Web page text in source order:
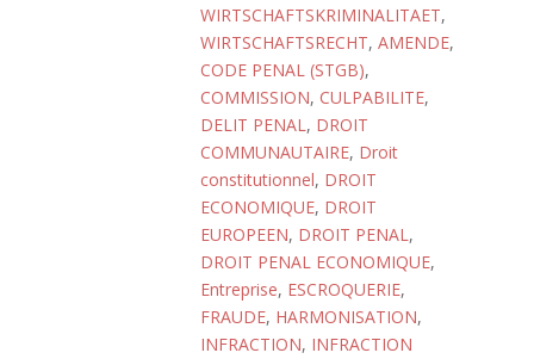
WIRTSCHAFTSKRIMINALITAET,
WIRTSCHAFTSRECHT, AMENDE,
CODE PENAL (STGB),
COMMISSION, CULPABILITE,
DELIT PENAL, DROIT
COMMUNAUTAIRE, Droit
constitutionnel, DROIT
ECONOMIQUE, DROIT
EUROPEEN, DROIT PENAL,
DROIT PENAL ECONOMIQUE,
Entreprise, ESCROQUERIE,
FRAUDE, HARMONISATION,
INFRACTION, INFRACTION